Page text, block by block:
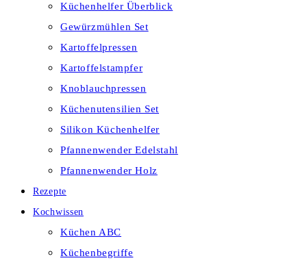
Küchenhelfer Überblick
Gewürzmühlen Set
Kartoffelpressen
Kartoffelstampfer
Knoblauchpressen
Küchenutensilien Set
Silikon Küchenhelfer
Pfannenwender Edelstahl
Pfannenwender Holz
Rezepte
Kochwissen
Küchen ABC
Küchenbegriffe